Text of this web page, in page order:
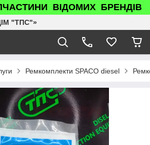
ВІДОМИХ БРЕНДІВ
"ТПС"»
Ремкомплекти SPACO diesel